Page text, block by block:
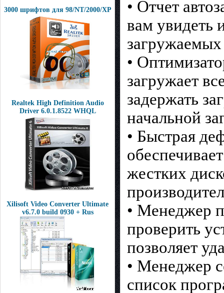
3000 шрифтов для 98/NT/2000/XP
Realtek High Definition Audio
Driver 6.0.1.8522 WHQL
Xilisoft Video Converter Ultimate
v6.7.0 build 0930 + Rus
• Отчет
вам увидеть
•
загружает
задержать
начальной
• Быстрая
жестких
• Менеджер
проверить
позволяет
• Менеджер
список